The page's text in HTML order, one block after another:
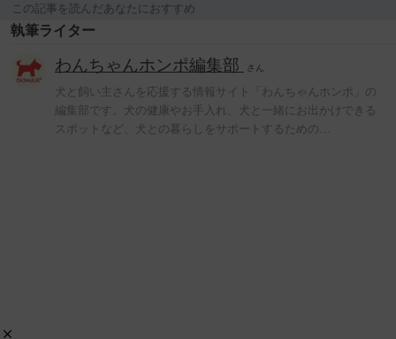
この記事を読んだあなたにおすすめ
執筆ライター
わんちゃんホンポ編集部 さん
犬と飼い主さんを応援する情報サイト「わんちゃんホンポ」の
編集部です。犬の健康やお手入れ、犬と一緒にお出かけできる
スポットなど、犬との暮らしをサポートするための…